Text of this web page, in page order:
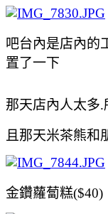
吧台內是店內的
置了一下
那天店內人太多
且那天米茶熊和
金鑽蘿蔔糕($40)